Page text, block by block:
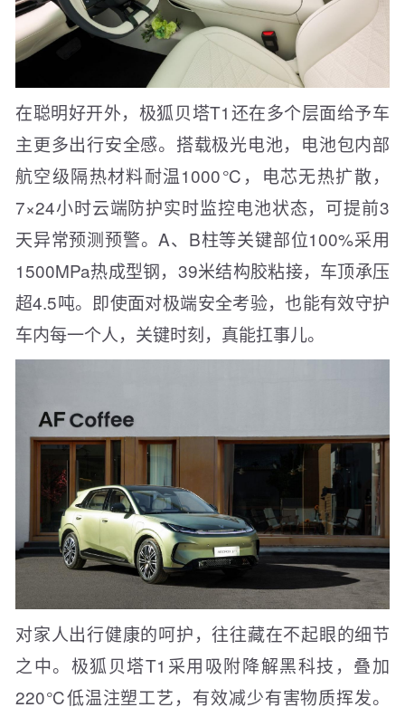
在聪明好开外，极狐贝塔T1还在多个层面给予车
主更多出行安全感。搭载极光电池，电池包内部
航空级隔热材料耐温1000℃，电芯无热扩散，
7×24小时云端防护实时监控电池状态，可提前3
天异常预测预警。A、B柱等关键部位100%采用
1500MPa热成型钢，39米结构胶粘接，车顶承压
超4.5吨。即使面对极端安全考验，也能有效守护
车内每一个人，关键时刻，真能扛事儿。
对家人出行健康的呵护，往往藏在不起眼的细节
之中。极狐贝塔T1采用吸附降解黑科技，叠加
220℃低温注塑工艺，有效减少有害物质挥发。